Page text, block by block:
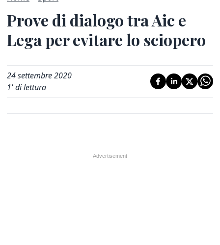
Prove di dialogo tra Aic e
Lega per evitare lo sciopero
24 settembre 2020
1' di lettura